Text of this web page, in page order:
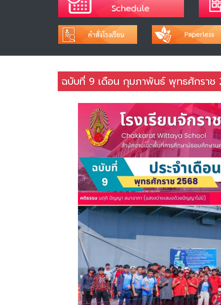
ฉบับที่ 9 เดือน กุมภาพันธ์ พุทธศักราช